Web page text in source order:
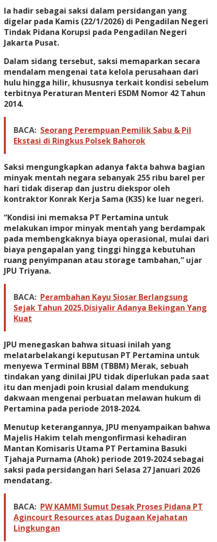
Ia hadir sebagai saksi dalam persidangan yang
digelar pada Kamis (22/1/2026) di Pengadilan Negeri
Tindak Pidana Korupsi pada Pengadilan Negeri
Jakarta Pusat.
Dalam sidang tersebut, saksi memaparkan secara
mendalam mengenai tata kelola perusahaan dari
hulu hingga hilir, khususnya terkait kondisi sebelum
terbitnya Peraturan Menteri ESDM Nomor 42 Tahun
2014.
BACA: Seorang Perempuan Pemilik Sabu & Pil
Ekstasi di Ringkus Polsek Bahorok
Saksi mengungkapkan adanya fakta bahwa bagian
minyak mentah negara sebanyak 255 ribu barel per
hari tidak diserap dan justru diekspor oleh
kontraktor Konrak Kerja Sama (K3S) ke luar negeri.
“Kondisi ini memaksa PT Pertamina untuk
melakukan impor minyak mentah yang berdampak
pada membengkaknya biaya operasional, mulai dari
biaya pengapalan yang tinggi hingga kebutuhan
ruang penyimpanan atau storage tambahan,” ujar
JPU Triyana.
BACA: Perambahan Kayu Siosar Berlangsung
Sejak Tahun 2025,Disiyalir Adanya Bekingan Yang
Kuat
JPU menegaskan bahwa situasi inilah yang
melatarbelakangi keputusan PT Pertamina untuk
menyewa Terminal BBM (TBBM) Merak, sebuah
tindakan yang dinilai JPU tidak diperlukan pada saat
itu dan menjadi poin krusial dalam mendukung
dakwaan mengenai perbuatan melawan hukum di
Pertamina pada periode 2018-2024.
Menutup keterangannya, JPU menyampaikan bahwa
Majelis Hakim telah mengonfirmasi kehadiran
Mantan Komisaris Utama PT Pertamina Basuki
Tjahaja Purnama (Ahok) periode 2019-2024 sebagai
saksi pada persidangan hari Selasa 27 Januari 2026
mendatang.
BACA: PW KAMMI Sumut Desak Proses Pidana PT
Agincourt Resources atas Dugaan Kejahatan
Lingkungan